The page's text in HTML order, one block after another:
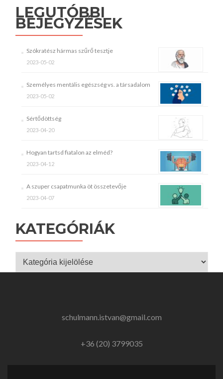
LEGUTÓBBI
BEJEGYZÉSEK
Szókratész hármas szűrő tesztje
2023-05-02
Személyes mentális egészség vs. a társadalom
2023-05-02
Sértődöttség
2023-04-20
Hogyan tartsd fiatalon az elméd?
2023-04-12
A szuper csapatmunka öt összetevője
2023-04-07
KATEGÓRIÁK
Kategóriák
schulmann.istvan@gmail.com
+36 (20) 3799035